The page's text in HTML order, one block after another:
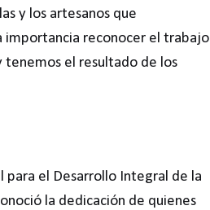
y los artesanos que
importancia reconocer el trabajo
tenemos el resultado de los
para el Desarrollo Integral de la
la dedicación de quienes